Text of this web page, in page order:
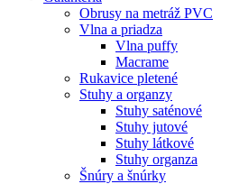
Obrusy na metráž PVC
Vlna a priadza
Vlna puffy
Macrame
Rukavice pletené
Stuhy a organzy
Stuhy saténové
Stuhy jutové
Stuhy látkové
Stuhy organza
Šnúry a šnúrky